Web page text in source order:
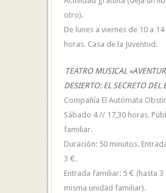
otro).
De lunes a viernes de 10 a
horas. Casa de la Juventud.
TEATRO MUSICAL
DESIERTO: EL SECRETO DEL
Compañía El Autómata
Sábado 4 // 17,30 horas.
familiar.
Duración: 50 minutos.
3 €.
Entrada familiar: 5 € (hasta
misma unidad familiar).